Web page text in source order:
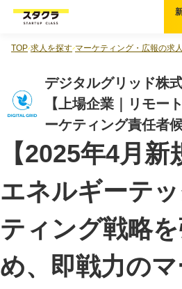
企業を探す
スタクラが選ばれる理由
紹介する企業について
登録者の転職・副業実績
TOP 求人を探す マーケティング・広報の求
デジタルグリッド株
【上場企業｜リモー
ーケティング責任者
【2025年4月新
エネルギーテ
ティング戦略
め、即戦力の